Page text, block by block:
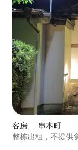
客房 ｜ 串本町
整栋出租，不提供